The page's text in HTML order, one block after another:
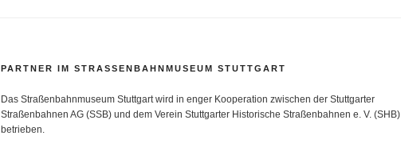
PARTNER IM STRASSENBAHNMUSEUM STUTTGART
Das Straßenbahnmuseum Stuttgart wird in enger Kooperation zwischen der Stuttgarter
Straßenbahnen AG (SSB) und dem Verein Stuttgarter Historische Straßenbahnen e. V. (SHB)
betrieben.